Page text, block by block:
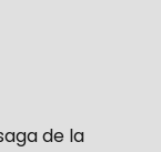
de la